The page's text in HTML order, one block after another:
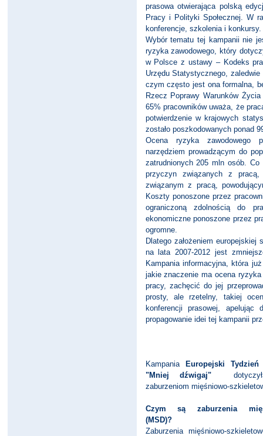
prasowa otwierająca polską
Pracy i Polityki Społecznej. W
konferencje, szkolenia i konkursy.
Wybór tematu tej kampanii nie
ryzyka zawodowego, który
w Polsce z ustawy – Kodeks
Urzędu Statystycznego,
czym często jest ona formalna,
Rzecz Poprawy Warunków
65% pracowników uważa, że
potwierdzenie w krajowych
zostało poszkodowanych ponad
Ocena ryzyka zawodowego
narzędziem prowadzącym do
zatrudnionych 205 mln osób.
przyczyn związanych z
związanym z pracą,
Koszty ponoszone przez
ograniczoną zdolnością do
ekonomiczne ponoszone przez
ogromne.
Dlatego założeniem
na lata 2007-2012 jest
Kampania informacyjna, która
jakie znaczenie ma ocena
pracy, zachęcić do jej
prosty, ale rzetelny, takiej
konferencji prasowej,
propagowanie idei tej kampanii
Kampania
Europejski Tydzień
"Mniej dźwigaj" dotyczyła
zaburzeniom mięśniowo-
Czym są zaburzenia
(MSD)?
Zaburzenia mięśniowo-